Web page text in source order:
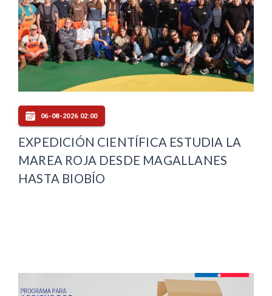
06-08-2026 02:00
EXPEDICIÓN CIENTÍFICA ESTUDIA LA
MAREA ROJA DESDE MAGALLANES
HASTA BIOBÍO